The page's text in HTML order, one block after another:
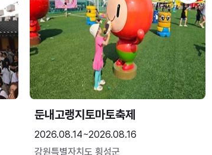
둔내고랭지토마토축제
2026.08.14~2026.08.16
강원특별자치도 횡성군